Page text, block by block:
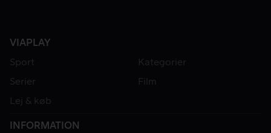
VIAPLAY
Sport
Kategorier
Serier
Film
Lej & køb
INFORMATION